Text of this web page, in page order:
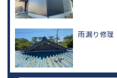
雨漏り修